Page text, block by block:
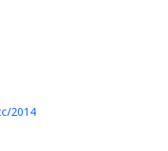
2014